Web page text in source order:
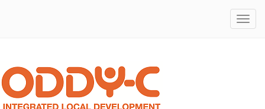
ODDY-
Local
Development